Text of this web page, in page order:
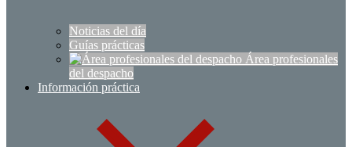
Noticias del día
Guías prácticas
Área profesionales
del despacho
Información práctica